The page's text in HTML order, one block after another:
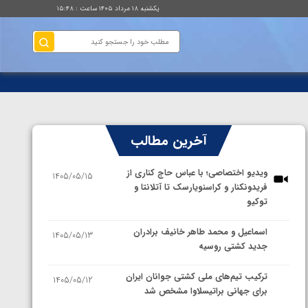
یکشنبه ۱۸ مرداد ۱۴۰۵ ساعت : ۱۵:۴۸
آخرین مطالب
ویدیو اختصاصی؛ با عباس حاج کناری از
فریدونکنار و کراسنویارسک تا آتلانتا و
توکیو
1405/05/15
اسماعیل و محمد طاهر خانیف برادران
جدید کشتی روسیه
1405/05/13
ترکیب تیم‌های ملی کشتی جوانان ایران
برای جهانی براتیسلاوا مشخص شد
1405/05/12